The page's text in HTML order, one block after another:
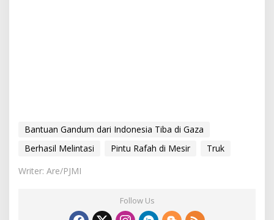
Bantuan Gandum dari Indonesia Tiba di Gaza
Berhasil Melintasi
Pintu Rafah di Mesir
Truk
Writer: Are/PJMI
Follow Us